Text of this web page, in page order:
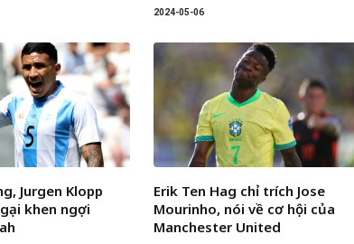
2024-05-06
Jurgen Klopp
khen ngợi
Erik Ten Hag chỉ trích Jose
Mourinho, nói về cơ hội của
Manchester United